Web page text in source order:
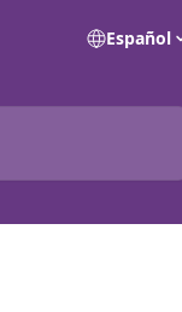
Español